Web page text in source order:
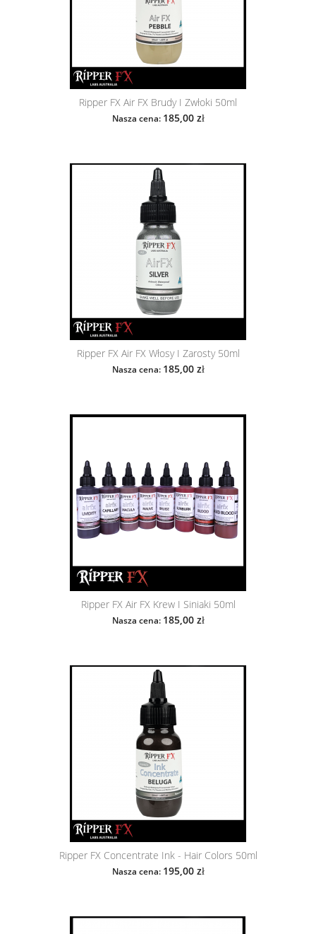
Ripper FX Air FX Brudy I Zwłoki 50ml
Nasza cena: 185,00 zł
Ripper FX Air FX Włosy I Zarosty 50ml
Nasza cena: 185,00 zł
Ripper FX Air FX Krew I Siniaki 50ml
Nasza cena: 185,00 zł
Ripper FX Concentrate Ink - Hair Colors 50ml
Nasza cena: 195,00 zł